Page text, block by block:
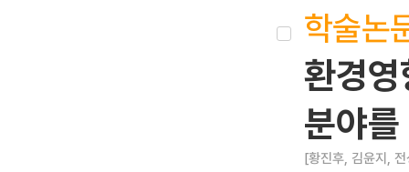
학술논
환경
분야
[황진후, 김윤지,